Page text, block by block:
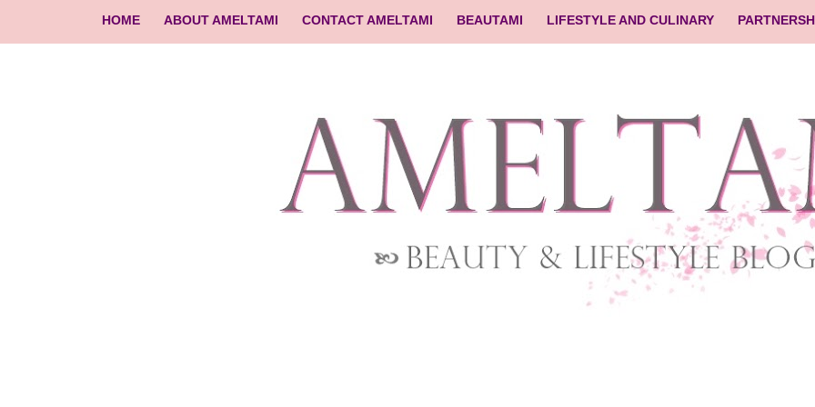
HOME ABOUT AMELTAMI CONTACT AMELTAMI BEAUTAMI LIFESTYLE AND CULINARY